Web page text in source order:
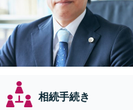
相続手続き